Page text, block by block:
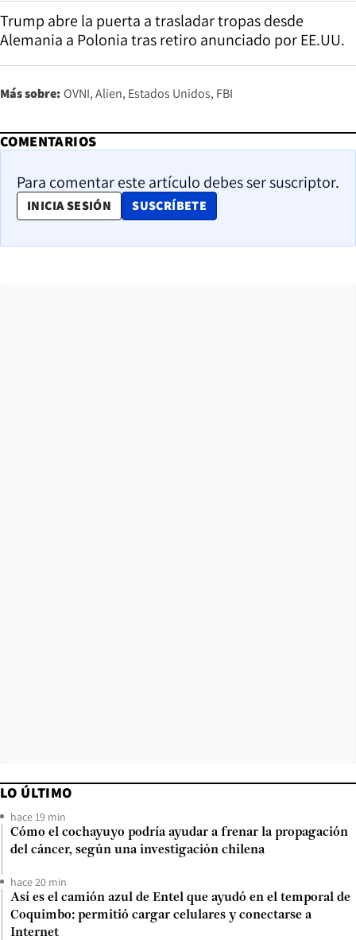
Trump abre la puerta a trasladar tropas desde
Alemania a Polonia tras retiro anunciado por EE.UU.
Más sobre: OVNI Alien Estados Unidos FBI
COMENTARIOS
Para comentar este artículo debes ser suscriptor.
INICIA SESIÓN SUSCRÍBETE
OPENS IN NEW WINDOW
LO ÚLTIMO
hace 19 min
Cómo el cochayuyo podría ayudar a frenar la propagación
del cáncer, según una investigación chilena
hace 20 min
Así es el camión azul de Entel que ayudó en el temporal de
Coquimbo: permitió cargar celulares y conectarse a
Internet